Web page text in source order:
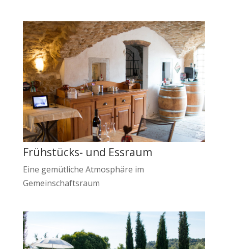
Frühstücks- und Essraum
Eine gemütliche Atmosphäre im
Gemeinschaftsraum